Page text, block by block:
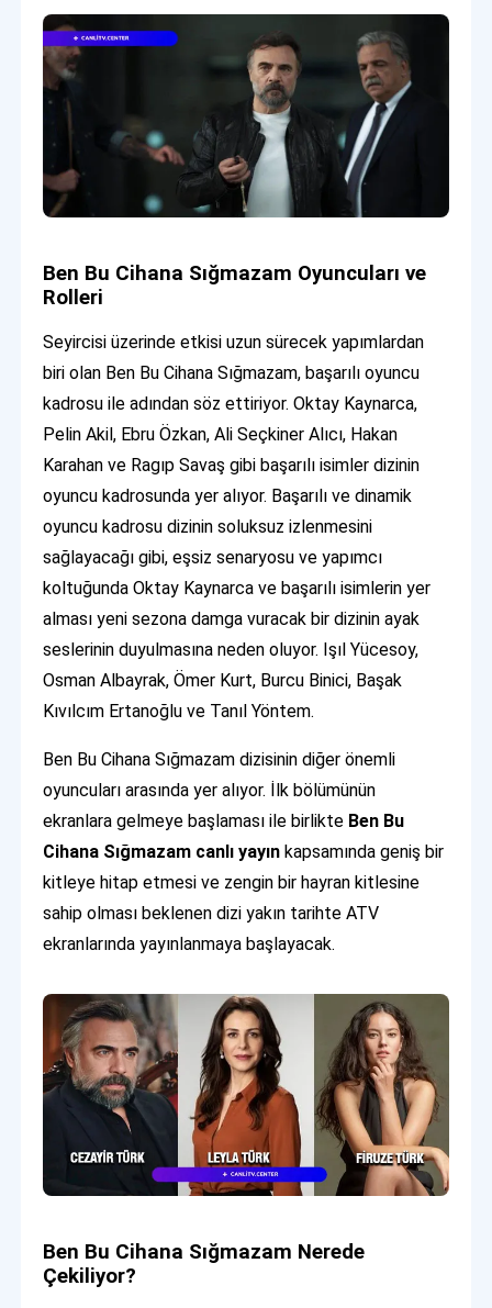
Ben Bu Cihana Sığmazam Oyuncuları ve
Rolleri
Seyircisi üzerinde etkisi uzun sürecek yapımlardan
biri olan Ben Bu Cihana Sığmazam, başarılı oyuncu
kadrosu ile adından söz ettiriyor. Oktay Kaynarca,
Pelin Akil, Ebru Özkan, Ali Seçkiner Alıcı, Hakan
Karahan ve Ragıp Savaş gibi başarılı isimler dizinin
oyuncu kadrosunda yer alıyor. Başarılı ve dinamik
oyuncu kadrosu dizinin soluksuz izlenmesini
sağlayacağı gibi, eşsiz senaryosu ve yapımcı
koltuğunda Oktay Kaynarca ve başarılı isimlerin yer
alması yeni sezona damga vuracak bir dizinin ayak
seslerinin duyulmasına neden oluyor. Işıl Yücesoy,
Osman Albayrak, Ömer Kurt, Burcu Binici, Başak
Kıvılcım Ertanoğlu ve Tanıl Yöntem.
Ben Bu Cihana Sığmazam dizisinin diğer önemli
oyuncuları arasında yer alıyor. İlk bölümünün
ekranlara gelmeye başlaması ile birlikte Ben Bu
Cihana Sığmazam canlı yayın kapsamında geniş bir
kitleye hitap etmesi ve zengin bir hayran kitlesine
sahip olması beklenen dizi yakın tarihte ATV
ekranlarında yayınlanmaya başlayacak.
Ben Bu Cihana Sığmazam Nerede
Çekiliyor?